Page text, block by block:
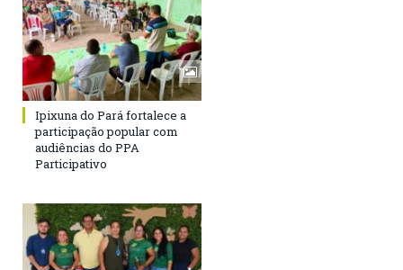
Ipixuna do Pará fortalece a
participação popular com
audiências do PPA
Participativo